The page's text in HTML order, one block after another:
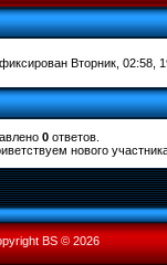
Вторник, 02:58,
0 ответов.
нового
BS © 2026